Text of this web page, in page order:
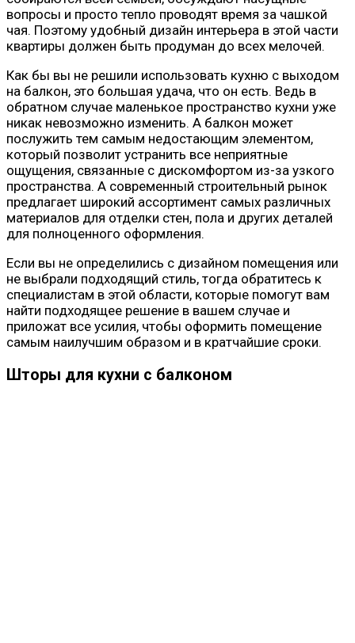
вопросы и просто тепло проводят время за чашкой
чая. Поэтому удобный дизайн интерьера в этой части
квартиры должен быть продуман до всех мелочей.
Как бы вы не решили использовать кухню с выходом
на балкон, это большая удача, что он есть. Ведь в
обратном случае маленькое пространство кухни уже
никак невозможно изменить. А балкон может
послужить тем самым недостающим элементом,
который позволит устранить все неприятные
ощущения, связанные с дискомфортом из-за узкого
пространства. А современный строительный рынок
предлагает широкий ассортимент самых различных
материалов для отделки стен, пола и других деталей
для полноценного оформления.
Если вы не определились с дизайном помещения или
не выбрали подходящий стиль, тогда обратитесь к
специалистам в этой области, которые помогут вам
найти подходящее решение в вашем случае и
приложат все усилия, чтобы оформить помещение
самым наилучшим образом и в кратчайшие сроки.
Шторы для кухни с балконом